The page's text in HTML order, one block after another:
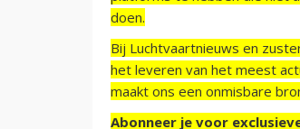
doen.
Bij Luchtvaartnieuws en
het leveren van het meest
maakt ons een onmisbare
Abonneer je voor